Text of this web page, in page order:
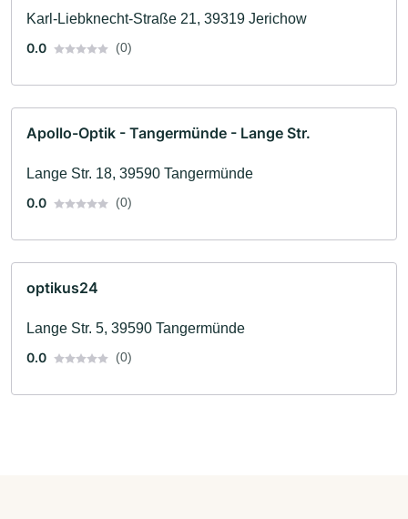
Karl-Liebknecht-Straße 21, 39319 Jerichow
0.0
(0)
Apollo-Optik - Tangermünde - Lange Str.
Lange Str. 18, 39590 Tangermünde
0.0
(0)
optikus24
Lange Str. 5, 39590 Tangermünde
0.0
(0)